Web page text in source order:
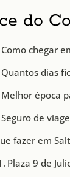
do
Como chegar
Quantos dias
Melhor época
Seguro de
fazer em
Plaza 9 de